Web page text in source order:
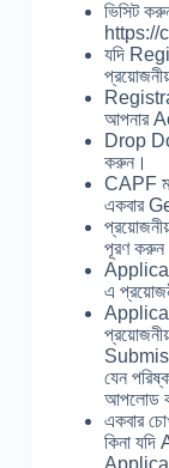
ভিসিট
https://
যদি
আপনার
Drop
করুন।
CAPF
একবার
পূরণ
এ
যেন
আপলোড
একবার
কিনা